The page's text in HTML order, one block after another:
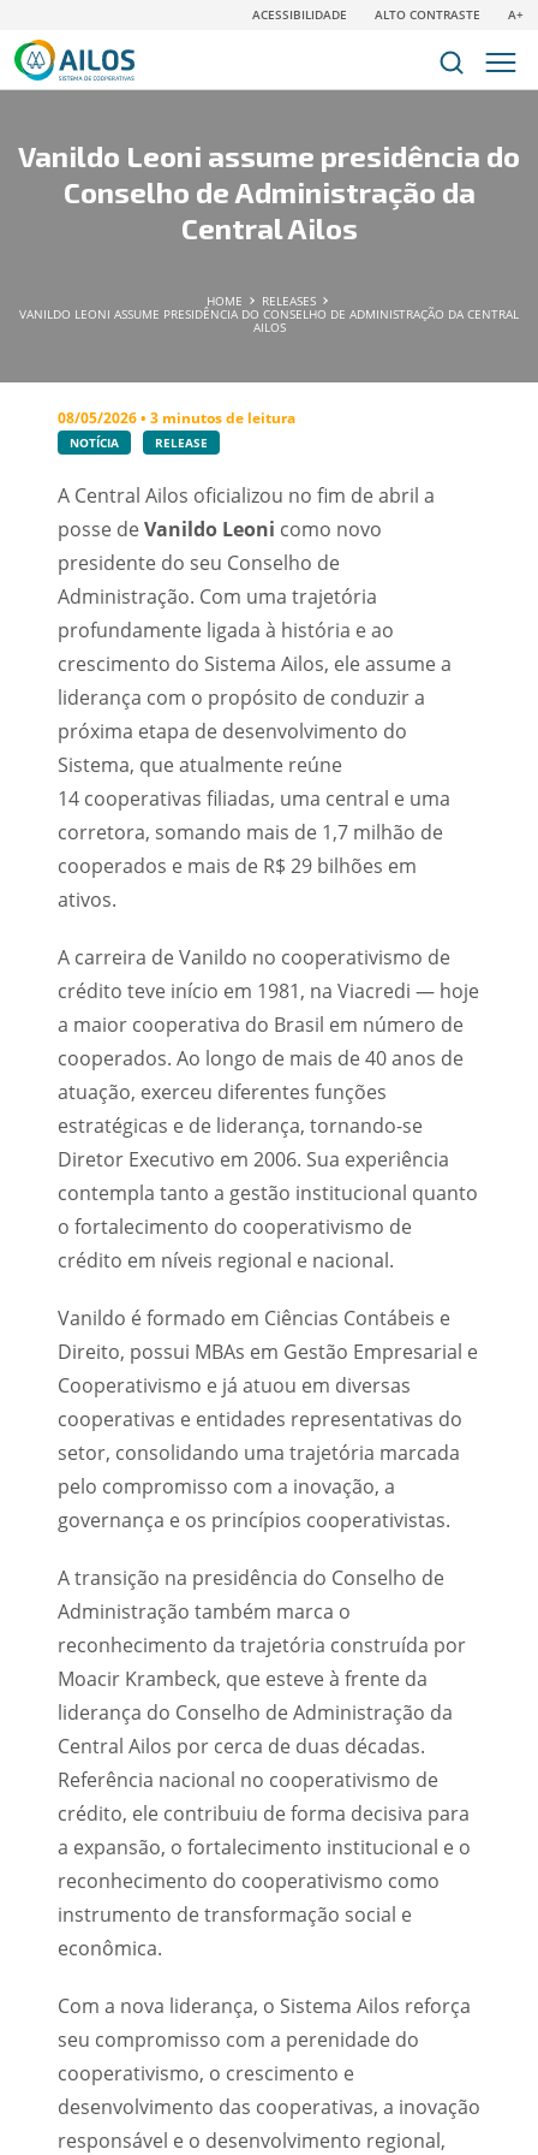
ACESSIBILIDADE ALTO CONTRASTE A+
Vanildo Leoni assume presidência do
Conselho de Administração da
Central Ailos
HOME
RELEASES
VANILDO LEONI ASSUME PRESIDÊNCIA DO CONSELHO DE ADMINISTRAÇÃO DA CENTRAL
AILOS
08/05/2026 • 3 minutos de leitura
NOTÍCIA RELEASE
A Central Ailos oficializou no fim de abril a
posse de Vanildo Leoni como novo
presidente do seu Conselho de
Administração. Com uma trajetória
profundamente ligada à história e ao
crescimento do Sistema Ailos, ele assume a
liderança com o propósito de conduzir a
próxima etapa de desenvolvimento do
Sistema, que atualmente reúne
14 cooperativas filiadas, uma central e uma
corretora, somando mais de 1,7 milhão de
cooperados e mais de R$ 29 bilhões em
ativos.
A carreira de Vanildo no cooperativismo de
crédito teve início em 1981, na Viacredi — hoje
a maior cooperativa do Brasil em número de
cooperados. Ao longo de mais de 40 anos de
atuação, exerceu diferentes funções
estratégicas e de liderança, tornando-se
Diretor Executivo em 2006. Sua experiência
contempla tanto a gestão institucional quanto
o fortalecimento do cooperativismo de
crédito em níveis regional e nacional.
Vanildo é formado em Ciências Contábeis e
Direito, possui MBAs em Gestão Empresarial e
Cooperativismo e já atuou em diversas
cooperativas e entidades representativas do
setor, consolidando uma trajetória marcada
pelo compromisso com a inovação, a
governança e os princípios cooperativistas.
A transição na presidência do Conselho de
Administração também marca o
reconhecimento da trajetória construída por
Moacir Krambeck, que esteve à frente da
liderança do Conselho de Administração da
Central Ailos por cerca de duas décadas.
Referência nacional no cooperativismo de
crédito, ele contribuiu de forma decisiva para
a expansão, o fortalecimento institucional e o
reconhecimento do cooperativismo como
instrumento de transformação social e
econômica.
Com a nova liderança, o Sistema Ailos reforça
seu compromisso com a perenidade do
cooperativismo, o crescimento e
desenvolvimento das cooperativas, a inovação
responsável e o desenvolvimento regional,